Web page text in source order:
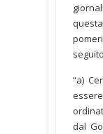
“a)
dal